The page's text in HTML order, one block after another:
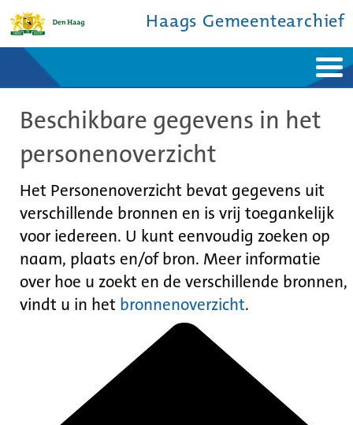
Haags Gemeentearchief
Ontdek de stad
De studiezaal
Bronnen en collecties
Contact
Beschikbare gegevens in het
personenoverzicht
Het Personenoverzicht bevat gegevens uit
verschillende bronnen en is vrij toegankelijk
voor iedereen. U kunt eenvoudig zoeken op
naam, plaats en/of bron. Meer informatie
over hoe u zoekt en de verschillende bronnen,
vindt u in het bronnenoverzicht.